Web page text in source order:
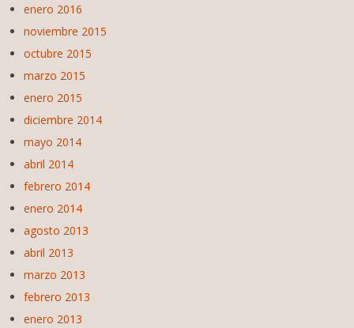
enero 2016
noviembre 2015
octubre 2015
marzo 2015
enero 2015
diciembre 2014
mayo 2014
abril 2014
febrero 2014
enero 2014
agosto 2013
abril 2013
marzo 2013
febrero 2013
enero 2013